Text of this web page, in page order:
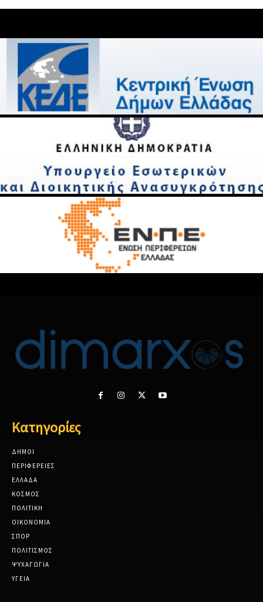
Κατηγορίες
ΔΗΜΟΙ
ΠΕΡΙΦΕΡΕΙΕΣ
ΕΛΛΑΔΑ
ΚΟΣΜΟΣ
ΠΟΛΙΤΙΚΗ
ΟΙΚΟΝΟΜΙΑ
ΣΠΟΡ
ΠΟΛΙΤΙΣΜΟΣ
ΨΥΧΑΓΩΓΙΑ
ΥΓΕΙΑ